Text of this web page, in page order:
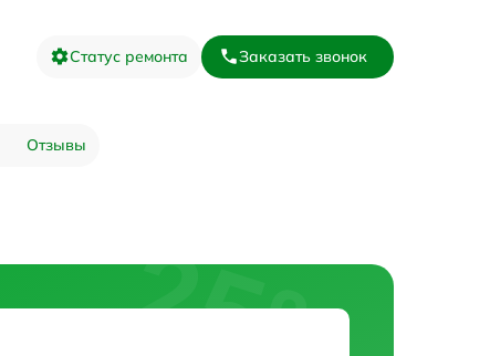
Статус ремонта Заказать звонок
Отзывы